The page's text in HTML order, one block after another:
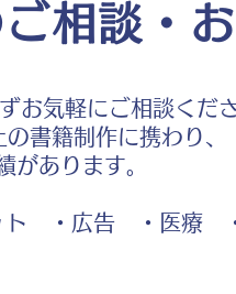
相談・
お気軽にご相談くださ
書籍制作に携わり、
あります。
・広告 ・医療